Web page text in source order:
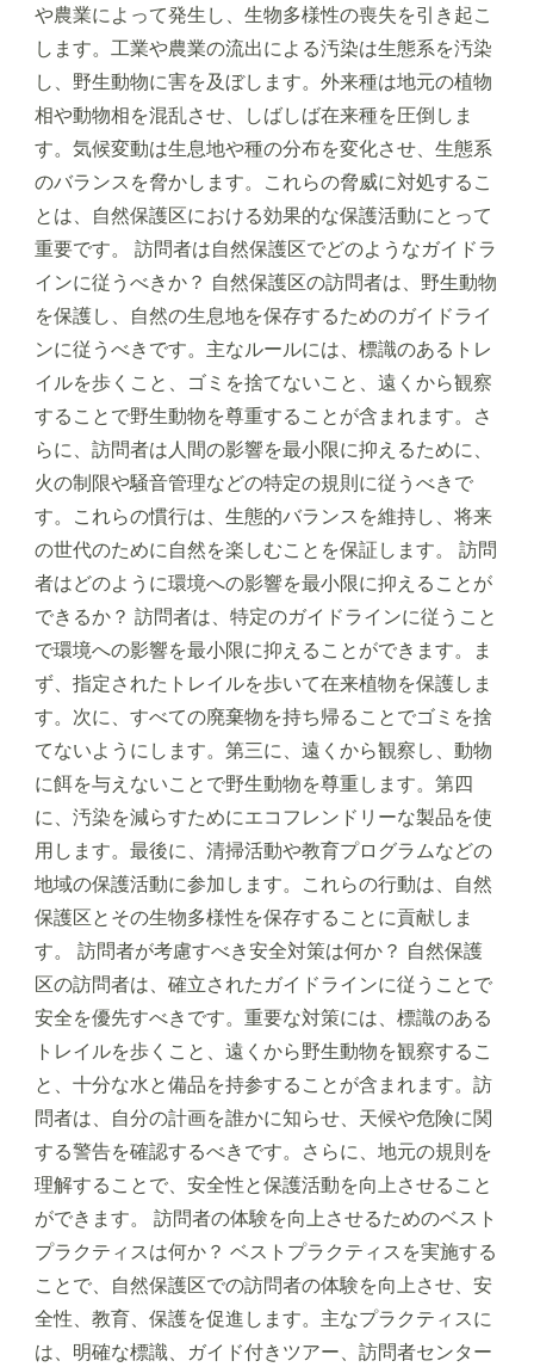
や農業によって発生し、生物多様性の喪失を引き起こ
します。工業や農業の流出による汚染は生態系を汚染
し、野生動物に害を及ぼします。外来種は地元の植物
相や動物相を混乱させ、しばしば在来種を圧倒しま
す。気候変動は生息地や種の分布を変化させ、生態系
のバランスを脅かします。これらの脅威に対処するこ
とは、自然保護区における効果的な保護活動にとって
重要です。 訪問者は自然保護区でどのようなガイドラ
インに従うべきか？ 自然保護区の訪問者は、野生動物
を保護し、自然の生息地を保存するためのガイドライ
ンに従うべきです。主なルールには、標識のあるトレ
イルを歩くこと、ゴミを捨てないこと、遠くから観察
することで野生動物を尊重することが含まれます。さ
らに、訪問者は人間の影響を最小限に抑えるために、
火の制限や騒音管理などの特定の規則に従うべきで
す。これらの慣行は、生態的バランスを維持し、将来
の世代のために自然を楽しむことを保証します。 訪問
者はどのように環境への影響を最小限に抑えることが
できるか？ 訪問者は、特定のガイドラインに従うこと
で環境への影響を最小限に抑えることができます。ま
ず、指定されたトレイルを歩いて在来植物を保護しま
す。次に、すべての廃棄物を持ち帰ることでゴミを捨
てないようにします。第三に、遠くから観察し、動物
に餌を与えないことで野生動物を尊重します。第四
に、汚染を減らすためにエコフレンドリーな製品を使
用します。最後に、清掃活動や教育プログラムなどの
地域の保護活動に参加します。これらの行動は、自然
保護区とその生物多様性を保存することに貢献しま
す。 訪問者が考慮すべき安全対策は何か？ 自然保護
区の訪問者は、確立されたガイドラインに従うことで
安全を優先すべきです。重要な対策には、標識のある
トレイルを歩くこと、遠くから野生動物を観察するこ
と、十分な水と備品を持参することが含まれます。訪
問者は、自分の計画を誰かに知らせ、天候や危険に関
する警告を確認するべきです。さらに、地元の規則を
理解することで、安全性と保護活動を向上させること
ができます。 訪問者の体験を向上させるためのベスト
プラクティスは何か？ ベストプラクティスを実施する
ことで、自然保護区での訪問者の体験を向上させ、安
全性、教育、保護を促進します。主なプラクティスに
は、明確な標識、ガイド付きツアー、訪問者センター